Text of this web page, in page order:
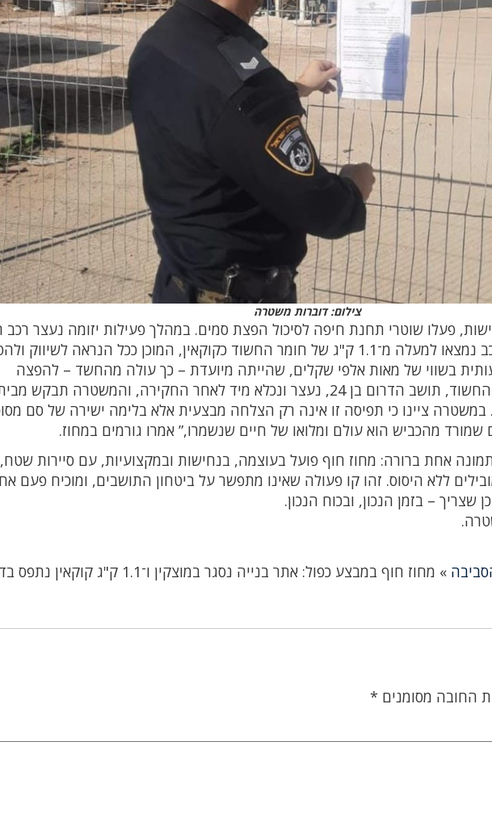
צילום: דוברות משטרה
פעלו שוטרי תחנת חיפה לסיכול הפצת סמים. במהלך פעילות יזומה נעצר רכב
בסמוך לחיפה, ובחיפוש ברכב נמצאו למעלה מ־1.1 ק"ג של חומר החשוד כקוקאין, המוכן ככל הנראה לשיווק
בשווי של מאות אלפי שקלים, שהייתה מיועדת – כך עולה מהחשד – להפצה
במטרופולין חיפה והקריות. החשוד, תושב הדרום בן 24, נעצר ונכלא מיד לאחר החקירה, והמשטרה תבקש
ציינו כי תפיסה זו אינה רק הצלחה מבצעית אלא בלימה ישירה של סם
שמורד מהכביש הוא עולם ומלואו של חיים שנשמרו,” אמרו גורמים במחוז.
אחת ברורה: מחוז חוף פועל בעוצמה, בנחישות ובמקצועיות, עם סיירות שטח,
ללא היסוס. זהו קו פעולה שאינו מתפשר על ביטחון התושבים, ומוכיח פעם
– בזמן הנכון, ובכוח הנכון.
»
מחוז חוף במבצע כפול: אתר בנייה נסגר במוצקין ו־1.1 ק"ג
החובה מסומנים *